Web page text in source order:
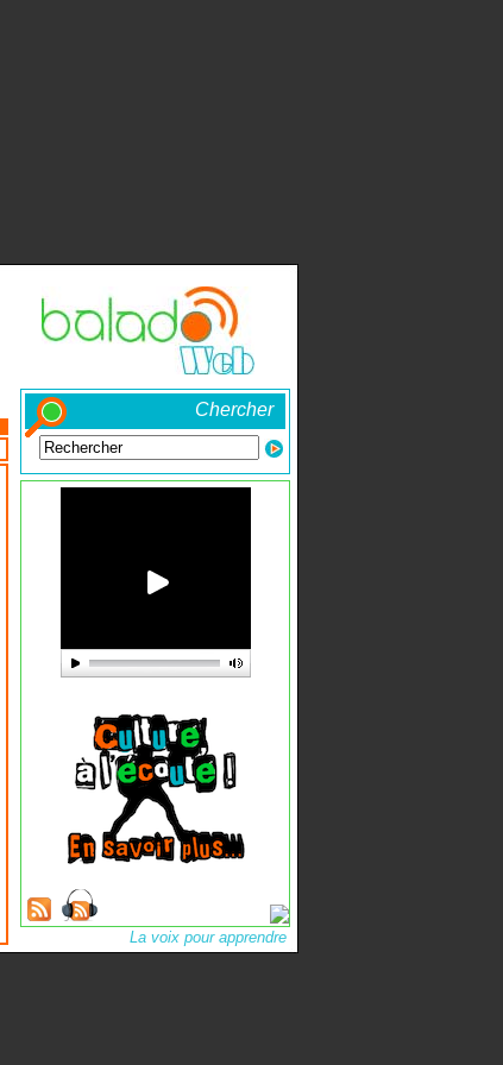
Chercher
La voix pour apprendre